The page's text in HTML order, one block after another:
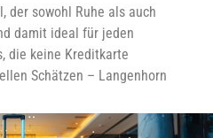
der sowohl Ruhe als auch
damit ideal für jeden
die keine Kreditkarte
Schätzen – Langenhorn